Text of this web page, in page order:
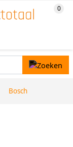
Bosch